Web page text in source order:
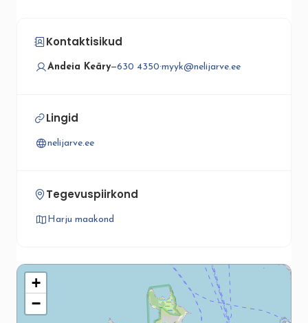
Kontaktisikud
Andeia Keäry—630 4350·myyk@nelijarve.ee
Lingid
nelijarve.ee
Tegevuspiirkond
Harju maakond
+
−